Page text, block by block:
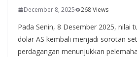
December 8, 2025 268 Views
Pada Senin, 8 Desember 2025, nilai
dolar AS kembali menjadi sorotan
perdagangan menunjukkan